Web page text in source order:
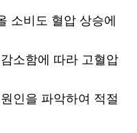
소비도 혈압 상승에
소함에 따라 고혈압
인을 파악하여 적절